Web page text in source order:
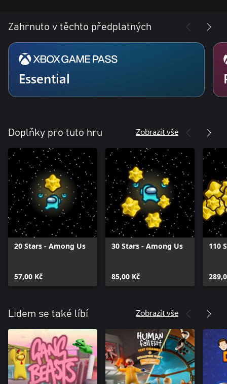
Zahrnuto v těchto předplatných
Essential
Doplňky pro tuto hru Zobrazit vše
20 Stars - Among Us
57,00 Kč
30 Stars - Among Us
85,00 Kč
110
Lidem se také líbí Zobrazit vše